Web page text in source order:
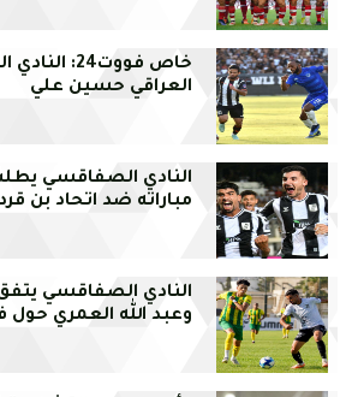
خاص
العراقي حسين علي
النادي الصفاقسي
مباراته ضد اتحاد بن
النادي الصفاقسي
وعبد الله العمري